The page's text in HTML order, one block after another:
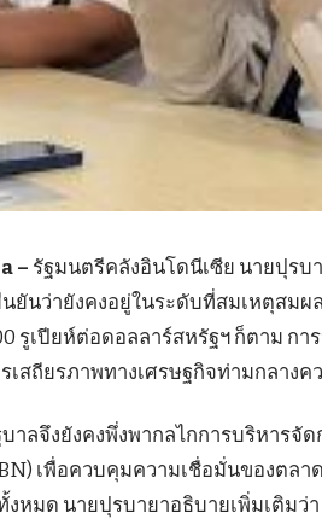
– รัฐมนตรีคลังอินโดนีเซีย นายปุรบ
ยันว่ายังคงอยู่ในระดับที่สมเหตุสม
รูเปียห์ต่อดอลลาร์สหรัฐฯ ก็ตาม ก
เสถียรภาพทางเศรษฐกิจท่ามกลาง
าลจึงยังคงพึ่งพากลไกการบริหารจั
เพื่อควบคุมความเชื่อมั่นของตลา
งหมด นายปุรบายาอธิบายเพิ่มเติมว่